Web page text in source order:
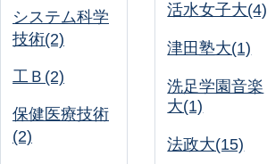
システム科学
技術(2)
工Ｂ(2)
保健医療技術
(2)
活水女子大(4)
津田塾大(1)
洗足学園音楽
大(1)
法政大(15)